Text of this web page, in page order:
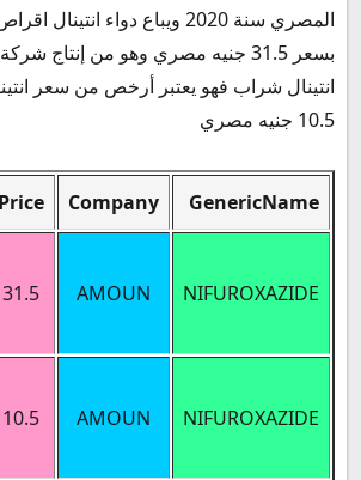
المصري سنة 2020 ويباع دواء
بسعر 31.5 جنيه مصري وهو من إنتاج
انتينال شراب فهو يعتبر أرخص من سعر
10.5 جنيه مصري
Price Company GenericName
31.5 AMOUN NIFUROXAZIDE
10.5 AMOUN NIFUROXAZIDE